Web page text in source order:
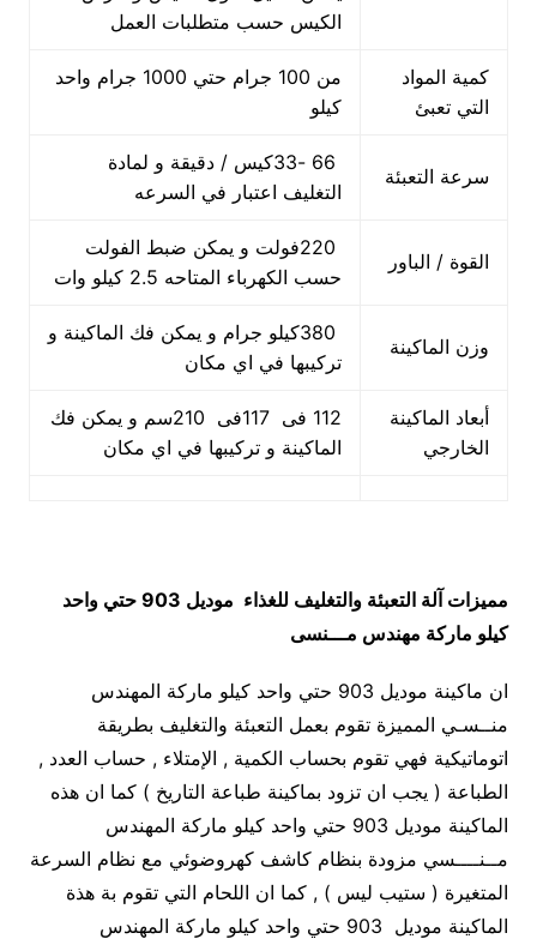
الكيس حسب متطلبات العمل
كمية المواد
التي تعبئ
من 100 جرام حتي 1000 جرام واحد
كيلو
سرعة التعبئة
66 -33كيس / دقيقة و لمادة
التغليف اعتبار في السرعه
القوة / الباور
220فولت و يمكن ضبط الفولت
حسب الكهرباء المتاحه 2.5 كيلو وات
وزن الماكينة
380كيلو جرام و يمكن فك الماكينة و
تركيبها في اي مكان
أبعاد الماكينة
الخارجي
112 فى 117فى 210سم و يمكن فك
الماكينة و تركيبها في اي مكان
مميزات آلة التعبئة والتغليف للغذاء
موديل 903 حتي واحد
كيلو ماركة مهندس مـــنسى
ان ماكينة موديل 903 حتي واحد كيلو ماركة المهندس
منــسـي المميزة تقوم بعمل التعبئة والتغليف بطريقة
اتوماتيكية فهي تقوم بحساب الكمية , الإمتلاء , حساب العدد ,
الطباعة ( يجب ان تزود بماكينة طباعة التاريخ ) كما ان هذه
الماكينة موديل 903 حتي واحد كيلو ماركة المهندس
مــنــــسي مزودة بنظام كاشف كهروضوئي مع نظام السرعة
المتغيرة ( ستيب ليس ) , كما ان اللحام التي تقوم بة هذة
الماكينة موديل 903 حتي واحد كيلو ماركة المهندس